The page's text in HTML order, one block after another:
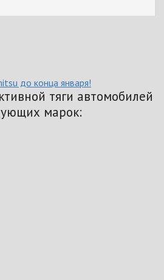
до конца января!
тяги автомобилей
марок: